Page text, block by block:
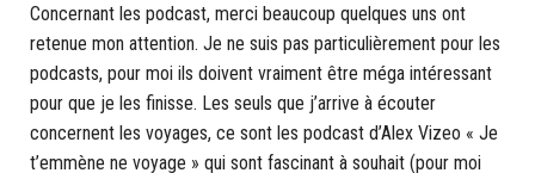
Concernant les podcast, merci beaucoup quelques uns ont
retenue mon attention. Je ne suis pas particulièrement pour les
podcasts, pour moi ils doivent vraiment être méga intéressant
pour que je les finisse. Les seuls que j’arrive à écouter
concernent les voyages, ce sont les podcast d’Alex Vizeo « Je
t’emmène ne voyage » qui sont fascinant à souhait (pour moi